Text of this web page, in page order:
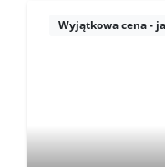
Wyjątkowa cena -